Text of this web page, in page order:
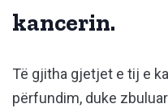
kancerin.
Të gjitha gjetjet e tij e
përfundim, duke